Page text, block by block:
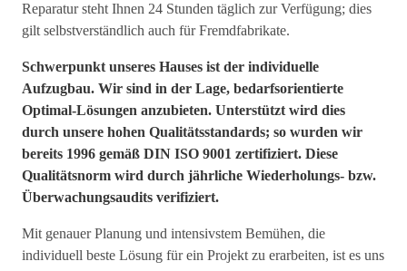
Reparatur steht Ihnen 24 Stunden täglich zur Verfügung; dies
gilt selbstverständlich auch für Fremdfabrikate.
Schwerpunkt unseres Hauses ist der individuelle
Aufzugbau. Wir sind in der Lage, bedarfsorientierte
Optimal-Lösungen anzubieten. Unterstützt wird dies
durch unsere hohen Qualitätsstandards; so wurden wir
bereits 1996 gemäß DIN ISO 9001 zertifiziert. Diese
Qualitätsnorm wird durch jährliche Wiederholungs- bzw.
Überwachungsaudits verifiziert.
Mit genauer Planung und intensivstem Bemühen, die
individuell beste Lösung für ein Projekt zu erarbeiten, ist es uns